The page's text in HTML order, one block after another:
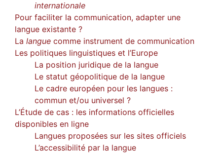
internationale
Pour faciliter la communication, adapter une
langue existante ?
La langue comme instrument de communication
Les politiques linguistiques et l’Europe
La position juridique de la langue
Le statut géopolitique de la langue
Le cadre européen pour les langues :
commun et/ou universel ?
L’Étude de cas : les informations officielles
disponibles en ligne
Langues proposées sur les sites officiels
L’accessibilité par la langue